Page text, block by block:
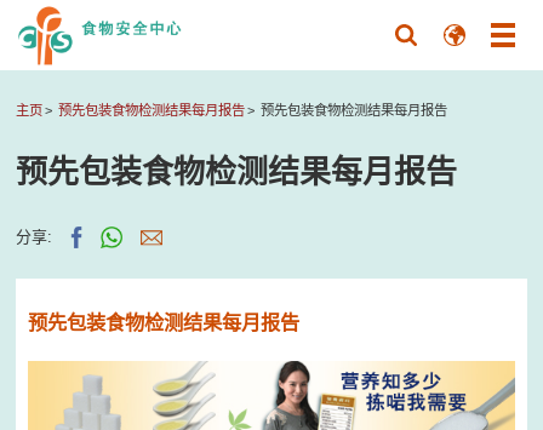
主页 预先包装食物检测结果每月报告 预先包装食物检测结果每月报告
预先包装食物检测结果每月报告
分享:
预先包装食物检测结果每月报告